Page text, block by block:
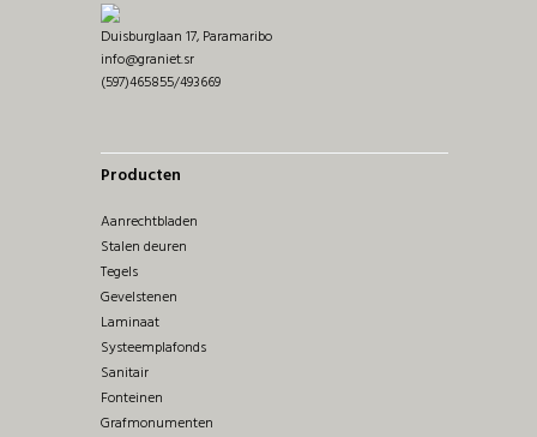
Duisburglaan 17, Paramaribo
info@graniet.sr
(597)465855/493669
Producten
Aanrechtbladen
Stalen deuren
Tegels
Gevelstenen
Laminaat
Systeemplafonds
Sanitair
Fonteinen
Grafmonumenten